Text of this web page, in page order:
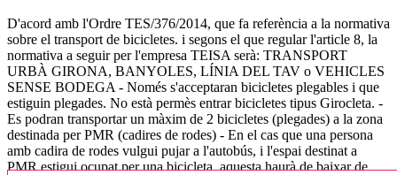
D'acord amb l'Ordre TES/376/2014, que fa referència a la normativa
sobre el transport de bicicletes. i segons el que regular l'article 8, la
normativa a seguir per l'empresa TEISA serà: TRANSPORT
URBÀ GIRONA, BANYOLES, LÍNIA DEL TAV o VEHICLES
SENSE BODEGA - Només s'acceptaran bicicletes plegables i que
estiguin plegades. No està permès entrar bicicletes tipus Girocleta. -
Es podran transportar un màxim de 2 bicicletes (plegades) a la zona
destinada per PMR (cadires de rodes) - En el cas que una persona
amb cadira de rodes vulgui pujar a l'autobús, i l'espai destinat a
PMR estigui ocupat per una bicicleta, aquesta haurà de baixar de